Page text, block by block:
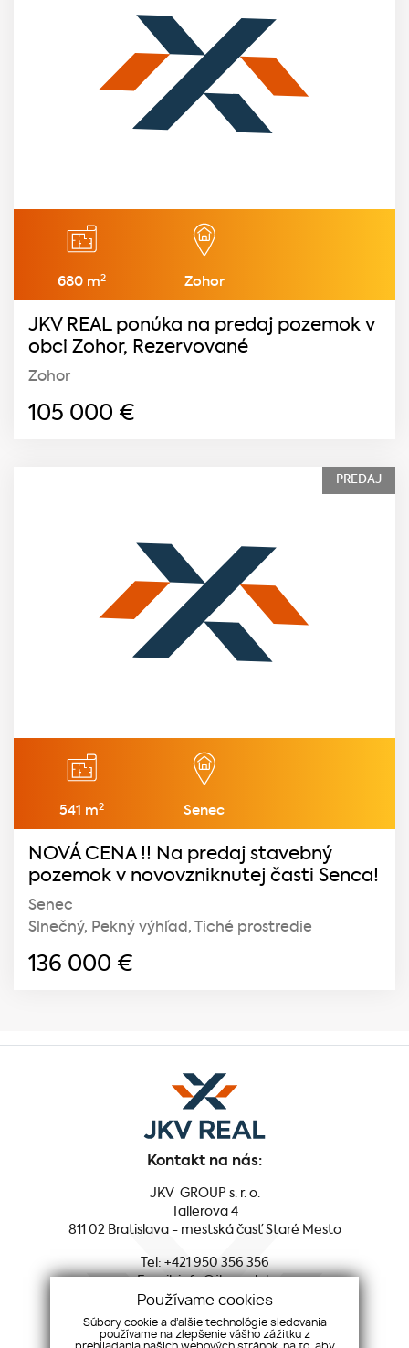
680 m2 Zohor
JKV REAL ponúka na predaj pozemok v
obci Zohor, Rezervované
Zohor
105 000 €
PREDAJ
541 m2 Senec
NOVÁ CENA !! Na predaj stavebný
pozemok v novovzniknutej časti Senca!
Senec
Slnečný, Pekný výhľad, Tiché prostredie
136 000 €
Kontakt na nás:
JKV GROUP s. r. o.
Tallerova 4
811 02 Bratislava - mestská časť Staré Mesto
Tel:+421 950 356 356
Sociálne siete:
Používame cookies
Súbory cookie a ďalšie technológie sledovania
používame na zlepšenie vášho zážitku z